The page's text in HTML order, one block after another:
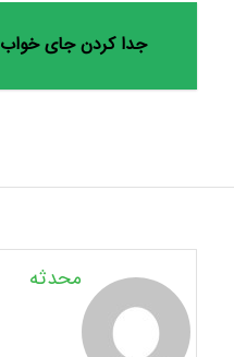
جدا کردن جای خواب
محدثه